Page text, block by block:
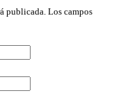
publicada. Los campos